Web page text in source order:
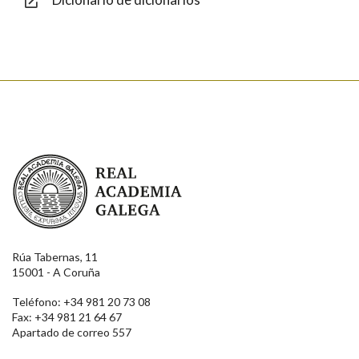
Real Academia Galega
Rúa Tabernas, 11
15001 - A Coruña
Teléfono: +34 981 20 73 08
Fax: +34 981 21 64 67
Apartado de correo 557